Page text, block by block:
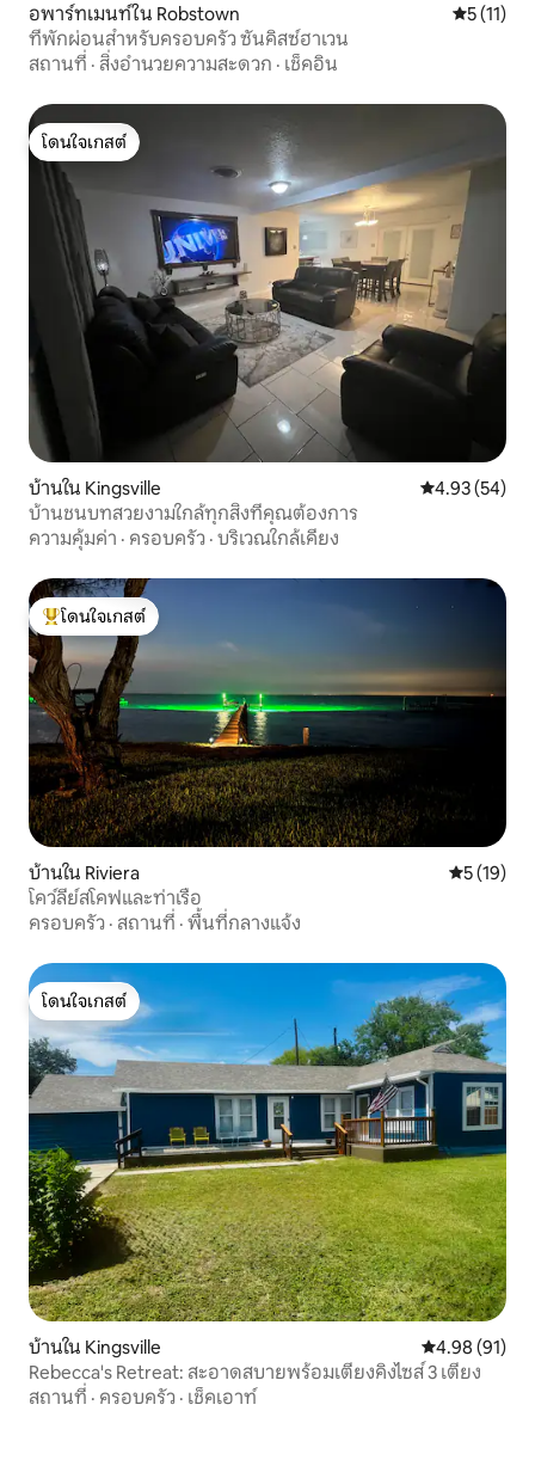
อพาร์ทเมนท์ใน Robstown คะแนนเฉ
5 (11)
ที่พักผ่อนสำหรับครอบครัว ซันคิสซ์ฮาเวน
สถานที่ · สิ่งอำนวยความสะดวก · เช็คอิน
โดนใจเกสต์
โดนใจเกสต์
บ้านใน Kingsville คะแนนเฉลี่ย
4.93 (54)
บ้านชนบทสวยงามใกล้ทุกสิ่งที่คุณต้องการ
ความคุ้มค่า · ครอบครัว · บริเวณใกล้เคียง
โดนใจเกสต์ที่สุด
โดนใจเกสต์
บ้านใน Riviera คะแนนเฉลี่
5 (19)
โคว์ลีย์สโคฟและท่าเรือ
ครอบครัว · สถานที่ · พื้นที่กลางแจ้ง
โดนใจเกสต์
โดนใจเกสต์
บ้านใน Kingsville คะแนนเฉลี่ย
4.98 (91)
Rebecca's Retreat: สะอาดสบายพร้อมเตียงคิงไซส์ 3 เตียง
สถานที่ · ครอบครัว · เช็คเอาท์